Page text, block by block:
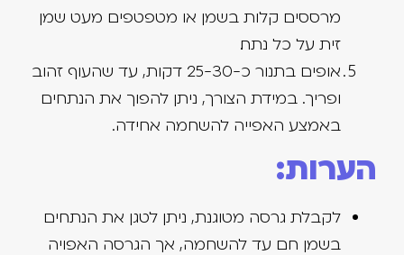
מרססים קלות בשמן או מטפטפים מעט שמן
זית על כל נתח.
אופים בתנור כ-25-30 דקות, עד שהעוף זהוב
ופריך. במידת הצורך, ניתן להפוך את הנתחים
באמצע האפייה להשחמה אחידה.
הערות:
לקבלת גרסה מטוגנת, ניתן לטגן את הנתחים
בשמן חם עד להשחמה, אך הגרסה האפויה